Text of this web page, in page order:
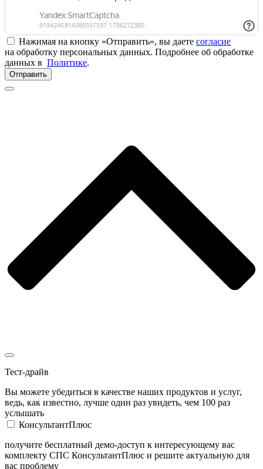
Нажимая на кнопку «Отправить», вы даете согласие
на обработку персональных данных. Подробнее об обработке
данных в Политике.
Отправить
Тест-драйв
Вы можете убедиться в качестве наших продуктов и услуг,
ведь, как известно, лучше один раз увидеть, чем 100 раз
услышать
КонсультантПлюс
получите бесплатный демо-доступ к интересующему вас
комплекту СПС КонсультантПлюс и решите актуальную для
вас проблему